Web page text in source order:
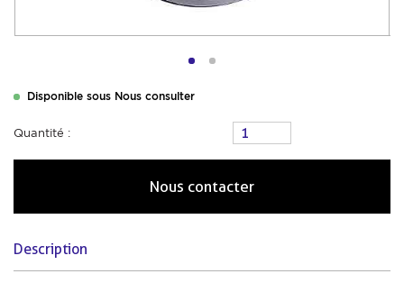
Disponible sous Nous consulter
Quantité :
Nous contacter
Description